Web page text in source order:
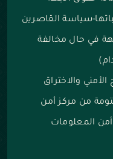
سياسة القاصرين
في حال مخالفة
والاختراق
من مركز أمن
المعلومات